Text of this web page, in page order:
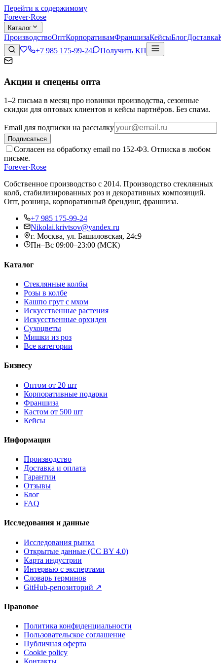
Перейти к содержимому
Forever·Rose
Каталог
ПроизводствоОптКорпоративамФраншизаКейсыБлогДоставка
+7 985 175-99-24
Получить КП
Акции и спецены опта
1–2 письма в месяц про новинки производства, сезонные
скидки для оптовых клиентов и кейсы партнёров. Без спама.
Email для подписки на рассылку
Подписаться
Согласен на обработку email по 152-ФЗ. Отписка в любом
письме.
Forever·Rose
Собственное производство с 2014. Производство стеклянных
колб, стабилизированных роз и декоративных композиций.
Опт, розница, корпоративный брендинг, франшиза.
+7 985 175-99-24
Nikolai.krivtsov@yandex.ru
г. Москва, ул. Башиловская, 24с9
Пн–Вс 09:00–23:00 (МСК)
Каталог
Стеклянные колбы
Розы в колбе
Кашпо грут с мхом
Искусственные растения
Искусственные орхидеи
Сухоцветы
Мишки из роз
Все категории
Бизнесу
Оптом от 20 шт
Корпоративные подарки
Франшиза
Кастом от 500 шт
Кейсы
Информация
Производство
Доставка и оплата
Гарантии
Отзывы
Блог
FAQ
Исследования и данные
Исследования рынка
Открытые данные (CC BY 4.0)
Карта индустрии
Интервью с экспертами
Словарь терминов
GitHub-репозиторий ↗
Правовое
Политика конфиденциальности
Пользовательское соглашение
Публичная оферта
Cookie policy
Контакты